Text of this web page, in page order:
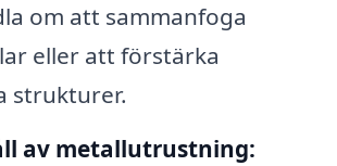
om att sammanfoga
eller att förstärka
strukturer.
av metallutrustning: